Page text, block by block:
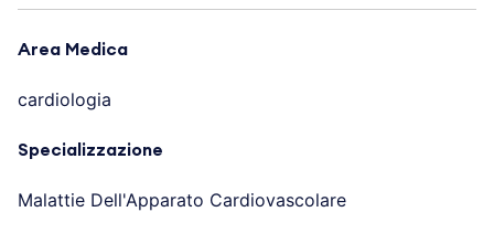
Area Medica
cardiologia
Specializzazione
Malattie Dell'Apparato Cardiovascolare